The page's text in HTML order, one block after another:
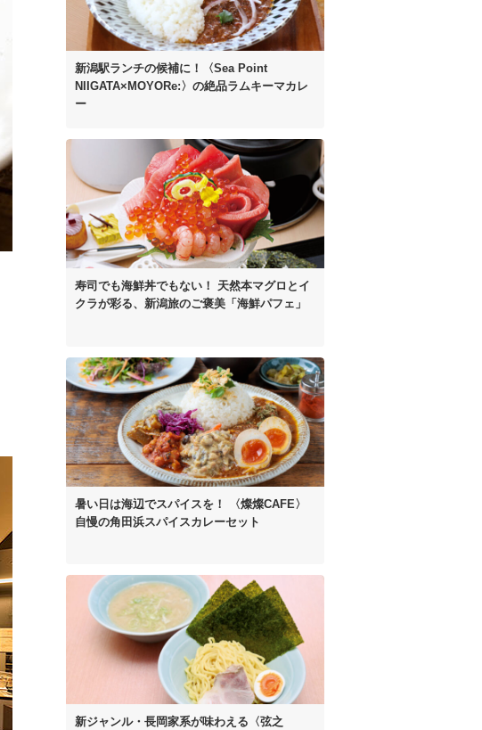
新潟駅ランチの候補に！
〈Sea Point
NIIGATA×MOYORe:〉の絶品ラムキーマカレ
ー
寿司でも海鮮丼でもない！ 天然本マグロとイ
クラが彩る、 新潟旅のご褒美「海鮮パフェ」
暑い日は海辺でスパイスを！
〈燦燦CAFE〉
自慢の角田浜スパイスカレーセット
新ジャンル・長岡家系が味わえる〈弦之